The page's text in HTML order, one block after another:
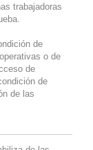
trabajadoras
de
o de
de
de
de las